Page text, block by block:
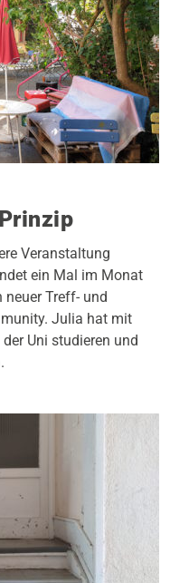
Veranstaltung
ein Mal im Monat
neuer Treff- und
Julia hat mit
Uni studieren und